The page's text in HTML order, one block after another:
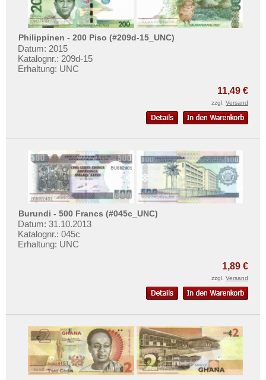
Philippinen - 200 Piso (#209d-15_UNC)
Datum: 2015
Katalognr.: 209d-15
Erhaltung: UNC
11,49 €
zzgl. Versand
Burundi - 500 Francs (#045c_UNC)
Datum: 31.10.2013
Katalognr.: 045c
Erhaltung: UNC
1,89 €
zzgl. Versand